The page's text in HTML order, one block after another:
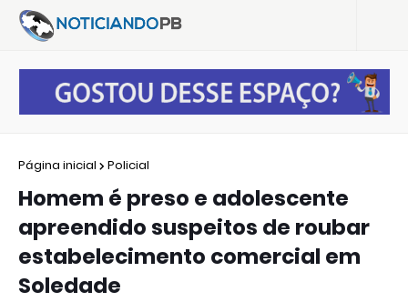
Página inicial Policial
Homem é preso e adolescente
apreendido suspeitos de roubar
estabelecimento comercial em
Soledade